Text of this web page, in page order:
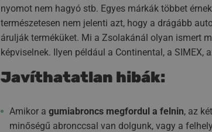
nyomot nem hagyó stb. Egyes márkák többet
természetesen nem jelenti azt, hogy a drágább
árulják terméküket. Mi a Zsolakánál olyan ismert
képviselnek. Ilyen például a Continental, a SIMEX,
Javíthatatlan hibák:
Amikor a gumiabroncs megfordul a felnin, az
minőségű abronccsal van dolgunk, vagy a